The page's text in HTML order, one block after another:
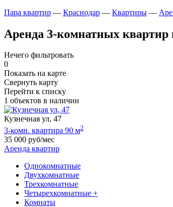
Пара квартир — Краснодар — Квартиры —
Аренда 3-комнатных квартир
Нечего фильтровать
0
Показать на карте
Свернуть карту
Перейти к списку
1 объектов в наличии
Кузнечная ул, 47
3-комн. квартира 90 м2
35 000 руб/мес
Аренда квартир
Однокомнатные
Двухкомнатные
Трехкомнатные
Четырехкомнатные +
Комнаты